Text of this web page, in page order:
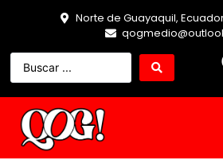
Norte de Guayaquil,